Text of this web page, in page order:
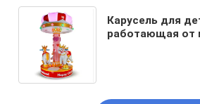
Карусель для
работающая от